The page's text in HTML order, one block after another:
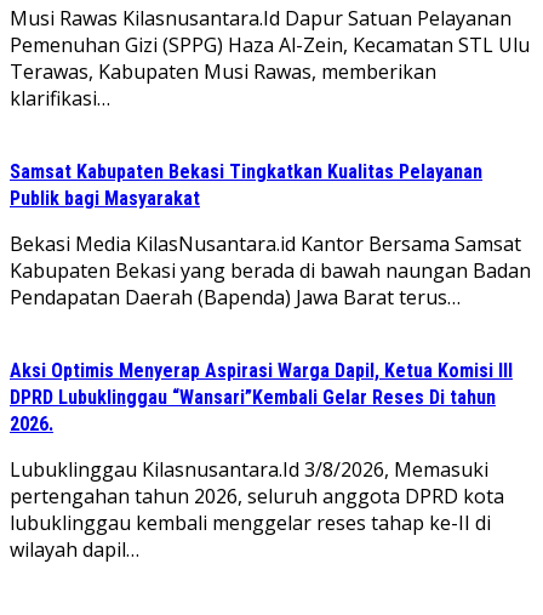
Musi Rawas Kilasnusantara.Id Dapur Satuan Pelayanan
Pemenuhan Gizi (SPPG) Haza Al-Zein, Kecamatan STL Ulu
Terawas, Kabupaten Musi Rawas, memberikan
klarifikasi…
Samsat Kabupaten Bekasi Tingkatkan Kualitas Pelayanan
Publik bagi Masyarakat
Bekasi Media KilasNusantara.id Kantor Bersama Samsat
Kabupaten Bekasi yang berada di bawah naungan Badan
Pendapatan Daerah (Bapenda) Jawa Barat terus…
Aksi Optimis Menyerap Aspirasi Warga Dapil, Ketua Komisi III
DPRD Lubuklinggau “Wansari”Kembali Gelar Reses Di tahun
2026.
Lubuklinggau Kilasnusantara.Id 3/8/2026, Memasuki
pertengahan tahun 2026, seluruh anggota DPRD kota
lubuklinggau kembali menggelar reses tahap ke-II di
wilayah dapil…